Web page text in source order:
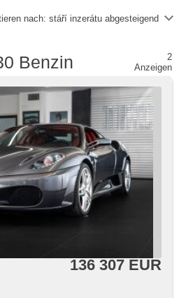
nach: stáří inzerátu abgesteigend
Benzin
2
Anzeigen
136 307 EUR